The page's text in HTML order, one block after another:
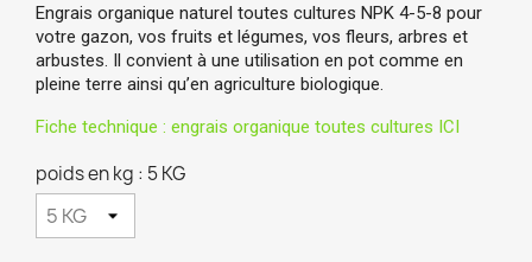
Engrais organique naturel toutes cultures NPK 4-5-8 pour
votre gazon, vos fruits et légumes, vos fleurs, arbres et
arbustes. Il convient à une utilisation en pot comme en
pleine terre ainsi qu’en agriculture biologique.
Fiche technique : engrais organique toutes cultures ICI
poids en kg : 5 KG